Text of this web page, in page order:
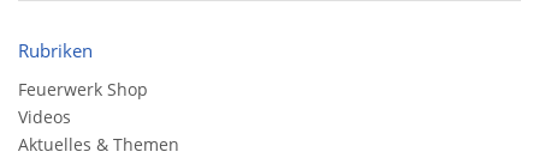
Rubriken
Feuerwerk Shop
Videos
Aktuelles & Themen